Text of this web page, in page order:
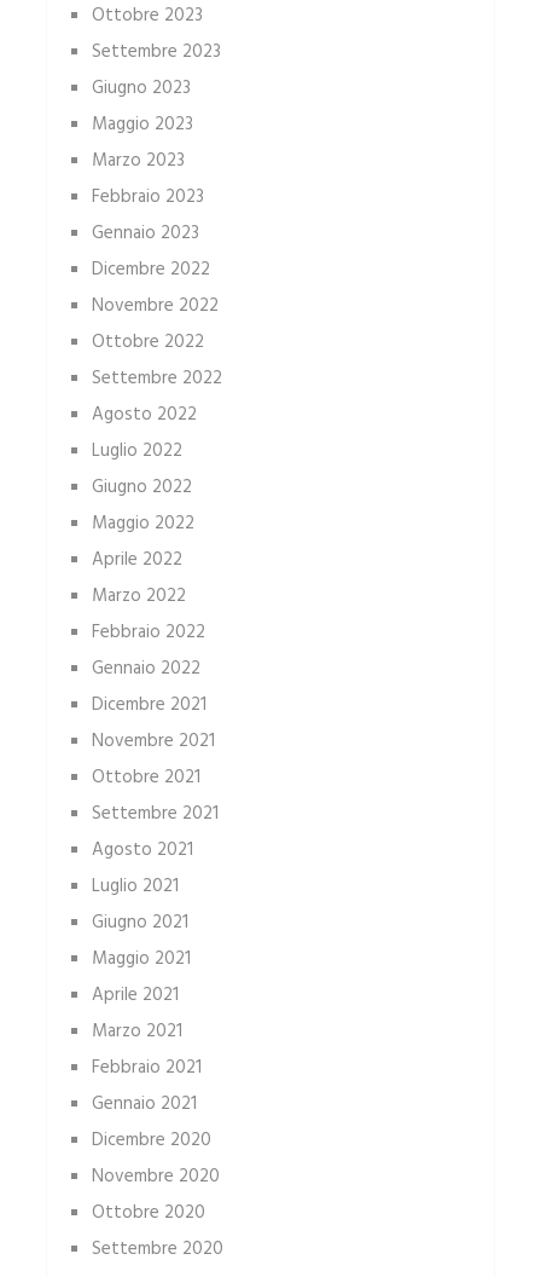
Ottobre 2023
Settembre 2023
Giugno 2023
Maggio 2023
Marzo 2023
Febbraio 2023
Gennaio 2023
Dicembre 2022
Novembre 2022
Ottobre 2022
Settembre 2022
Agosto 2022
Luglio 2022
Giugno 2022
Maggio 2022
Aprile 2022
Marzo 2022
Febbraio 2022
Gennaio 2022
Dicembre 2021
Novembre 2021
Ottobre 2021
Settembre 2021
Agosto 2021
Luglio 2021
Giugno 2021
Maggio 2021
Aprile 2021
Marzo 2021
Febbraio 2021
Gennaio 2021
Dicembre 2020
Novembre 2020
Ottobre 2020
Settembre 2020